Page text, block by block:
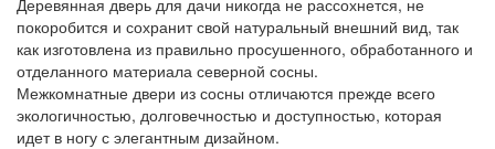
покоробится и сохранит свой натуральный внешний вид, так
как изготовлена из правильно просушенного, обработанного и
отделанного материала северной сосны.
Межкомнатные двери из сосны отличаются прежде всего
экологичностью, долговечностью и доступностью, которая
идет в ногу с элегантным дизайном.